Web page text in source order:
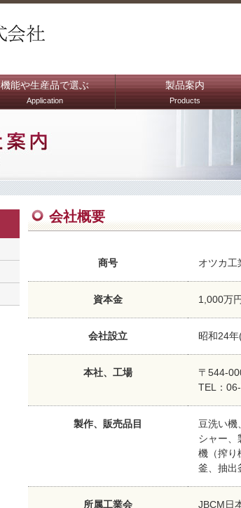
機能や生産品で選ぶ
Application
製品案内
Products
会社概要
商号 オツカ工
資本金 1,000万円
会社設立 昭和24
本社、工場
〒544-
TEL：
製作、販売品目
豆洗い機
シャー、
機（搾り
釜、抽出
所属工業会
JBCM日